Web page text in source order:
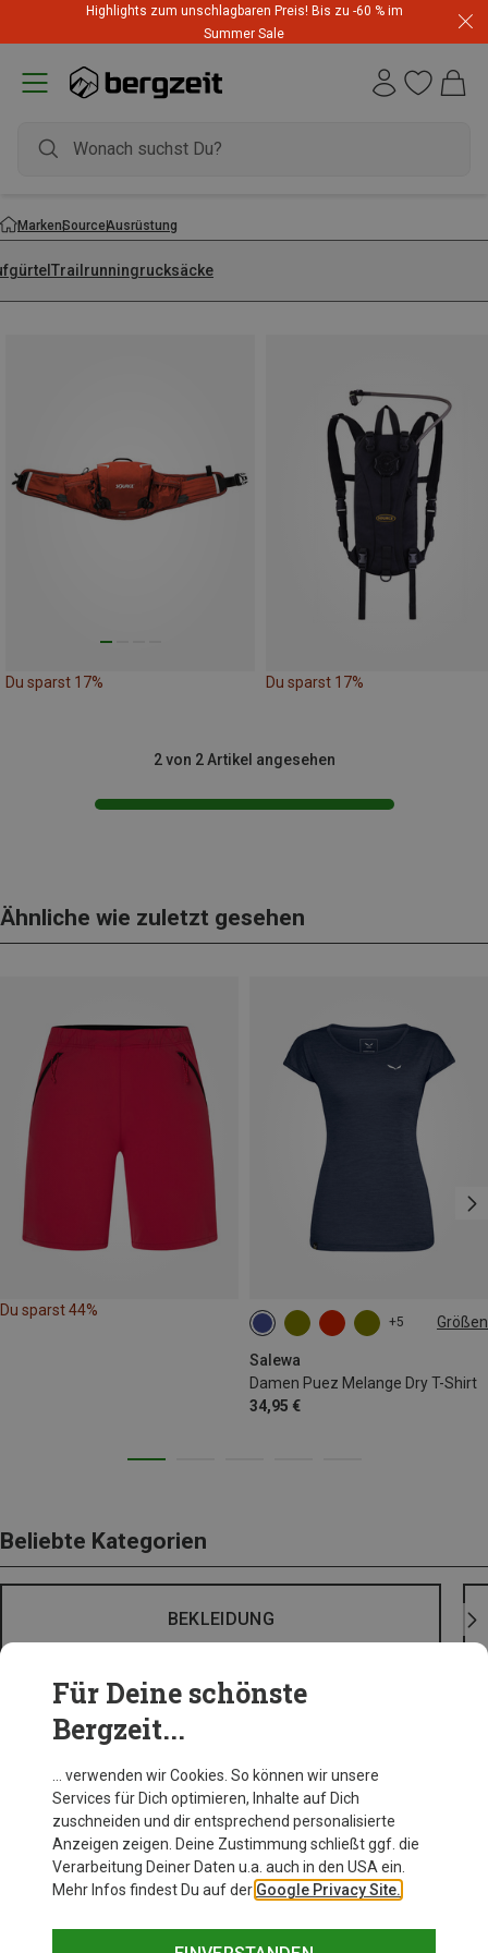
Highlights zum unschlagbaren Preis! Bis zu -60 % im
Summer Sale
MarkenSourceAusrüstung
Trailrunningrucksäcke
Du sparst 17% Du sparst 17%
2 von 2 Artikel angesehen
Ähnliche wie zuletzt gesehen
Du sparst 44%
+5 Größen
Salewa
Damen Puez Melange Dry T-Shirt
34,95 €
M L XL XXL
Beliebte Kategorien
BEKLEIDUNG
Für Deine schönste
Bergzeit...
… verwenden wir Cookies. So können wir unsere
Services für Dich optimieren, Inhalte auf Dich
zuschneiden und dir entsprechend personalisierte
Anzeigen zeigen. Deine Zustimmung schließt ggf. die
Verarbeitung Deiner Daten u.a. auch in den USA ein.
Mehr Infos findest Du auf der Google Privacy Site.